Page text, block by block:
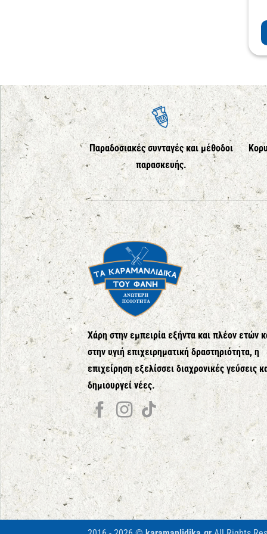
Παραδοσιακές συνταγές και μέθοδοι
παρασκευής.
Χάρη στην εμπειρία εξήντα και πλέον ετών
στην υγιή επιχειρηματική δραστηριότητα, η
επιχείρηση εξελίσσει διαχρονικές γεύσεις
δημιουργεί νέες.